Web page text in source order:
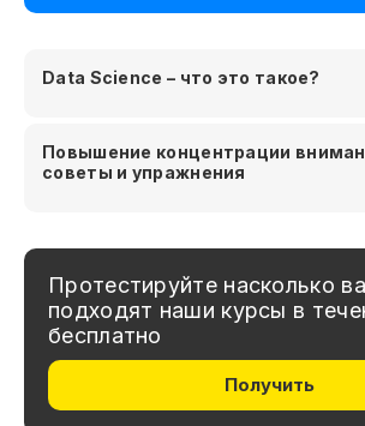
Data Science – что это такое?
Повышение концентрации
советы и упражнения
Протестируйте насколько
подходят наши курсы в
бесплатно
Получить